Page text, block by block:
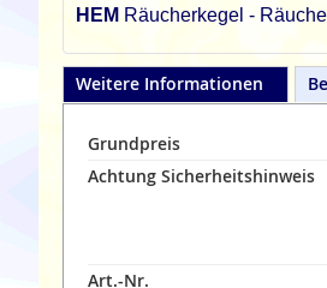
HEM Räucherkegel -
Weitere Informationen
Grundpreis
Achtung Sicherheitshinweis
Art.-Nr.